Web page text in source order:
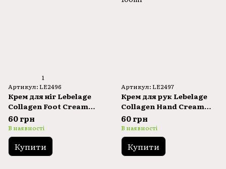
1
Артикул: LE2496
Крем для ніг Lebelage
Collagen Foot Cream
100ml
60 грн
В наявності
Купити
Артикул: LE2497
Крем для рук Lebelage
Collagen Hand Cream
100ml
60 грн
В наявності
Купити